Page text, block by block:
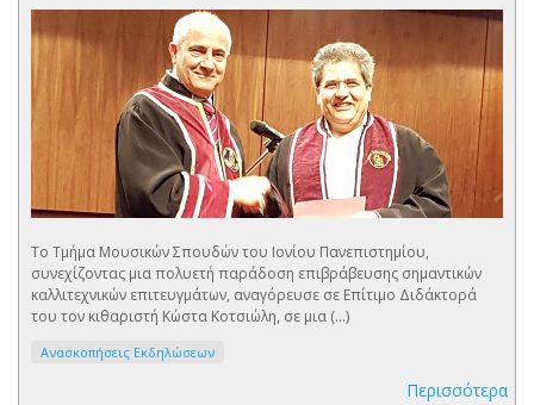
Το Τμήμα Μουσικών Σπουδών του Ιονίου Πανεπιστημίου,
συνεχίζοντας μια πολυετή παράδοση επιβράβευσης σημαντικών
καλλιτεχνικών επιτευγμάτων, αναγόρευσε σε Επίτιμο Διδάκτορά
του τον κιθαριστή Κώστα Κοτσιώλη, σε μια (...)
Ανασκοπήσεις Εκδηλώσεων
Περισσότερα